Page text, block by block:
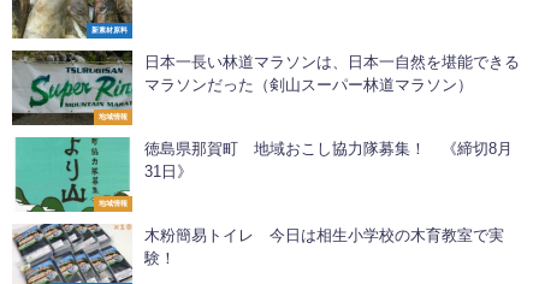
新素材原料
地域情報
日本一長い林道マラソンは、日本一自然を堪能できる
マラソンだった（剣山スーパー林道マラソン）
地域情報
徳島県那賀町 地域おこし協力隊募集！ 《締切8月
31日》
木粉簡易トイレ 今日は相生小学校の木育教室で実
験！